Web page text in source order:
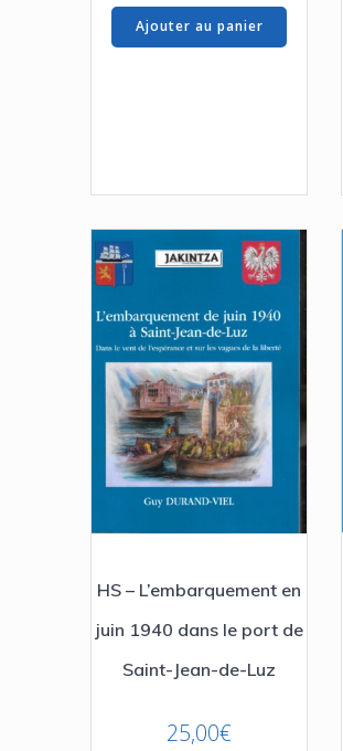
Ajouter au panier
HS – L’embarquement en
juin 1940 dans le port de
Saint-Jean-de-Luz
25,00€